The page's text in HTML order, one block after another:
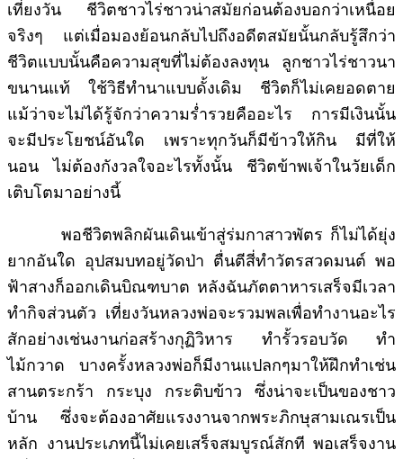
เที่ยงวัน ชีวิตชาวไร่ชาวน่าสมัยก่อนต้องบอกว่าเหนื่อย
จริงๆ แต่เมื่อมองย้อนกลับไปถึงอดีตสมัยนั้นกลับรู้สึกว่า
ชีวิตแบบนั้นคือความสุขที่ไม่ต้องลงทุน ลูกชาวไร่ชาวนา
ขนานแท้ ใช้วิธีทำนาแบบดั้งเดิม ชีวิตก็ไม่เคยอดตาย
แม้ว่าจะไม่ได้รู้จักว่าความร่ำรวยคืออะไร การมีเงินนั้น
จะมีประโยชน์อันใด เพราะทุกวันก็มีข้าวให้กิน มีที่ให้
นอน ไม่ต้องกังวลใจอะไรทั้งนั้น ชีวิตข้าพเจ้าในวัยเด็ก
เติบโตมาอย่างนี้
พอชีวิตพลิกผันเดินเข้าสู่ร่มกาสาวพัตร ก็ไม่ได้ยุ่ง
ยากอันใด อุปสมบทอยู่วัดป่า ตื่นตีสี่ทำวัตรสวดมนต์ พอ
ฟ้าสางก็ออกเดินบิณฑบาต หลังฉันภัตตาหารเสร็จมีเวลา
ทำกิจส่วนตัว เที่ยงวันหลวงพ่อจะรวมพลเพื่อทำงานอะไร
สักอย่างเช่นงานก่อสร้างกุฏิวิหาร ทำรั้วรอบวัด ทำ
ไม้กวาด บางครั้งหลวงพ่อก็มีงานแปลกๆมาให้ฝึกทำเช่น
สานตระกร้า กระบุง กระติบข้าว ซึ่งน่าจะเป็นของชาว
บ้าน ซึ่งจะต้องอาศัยแรงงานจากพระภิกษุสามเณรเป็น
หลัก งานประเภทนี้ไม่เคยเสร็จสมบูรณ์สักที พอเสร็จงาน